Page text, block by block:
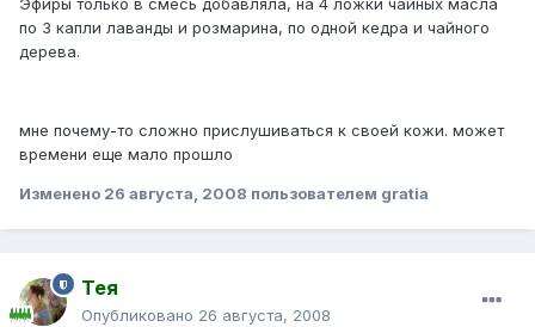
Эфиры только в смесь добавляла, на 4 ложки чайных масла
по 3 капли лаванды и розмарина, по одной кедра и чайного
дерева.
мне почему-то сложно прислушиваться к своей кожи. может
времени еще мало прошло
Изменено 26 августа, 2008 пользователем gratia
Тея
Опубликовано 26 августа, 2008